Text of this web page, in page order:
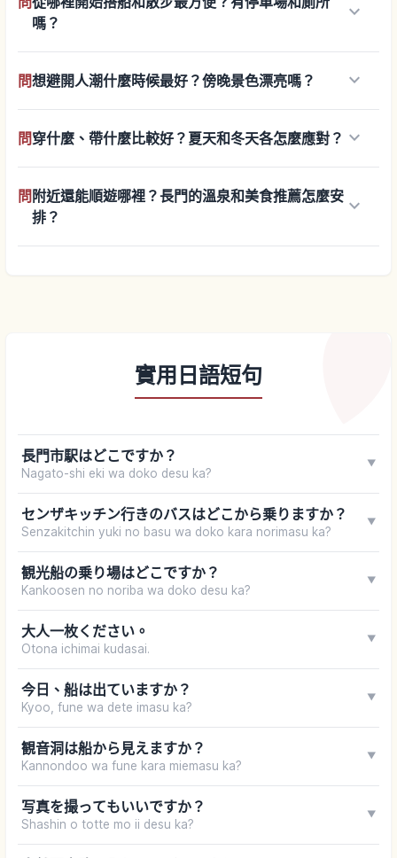
嗎？
keyboard_arrow_down
問想避開人潮什麼時候最好？傍晚景色漂亮嗎？ keyboard_arrow_down
問穿什麼、帶什麼比較好？夏天和冬天各怎麼應對？ keyboard_arrow_down
問附近還能順遊哪裡？長門的溫泉和美食推薦怎麼安
排？
keyboard_arrow_down
實用日語短句
長門市駅はどこですか？
Nagato-shi eki wa doko desu ka?
▼
センザキッチン行きのバスはどこから乗りますか？
Senzakitchin yuki no basu wa doko kara norimasu ka?
▼
観光船の乗り場はどこですか？
Kankoosen no noriba wa doko desu ka?
▼
大人一枚ください。
Otona ichimai kudasai.
▼
今日、船は出ていますか？
Kyoo, fune wa dete imasu ka?
▼
観音洞は船から見えますか？
Kannondoo wa fune kara miemasu ka?
▼
写真を撮ってもいいですか？
Shashin o totte mo ii desu ka?
▼